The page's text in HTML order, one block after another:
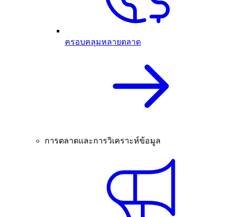
ครอบคลุมหลายตลาด
การตลาดและการวิเคราะห์ข้อมูล